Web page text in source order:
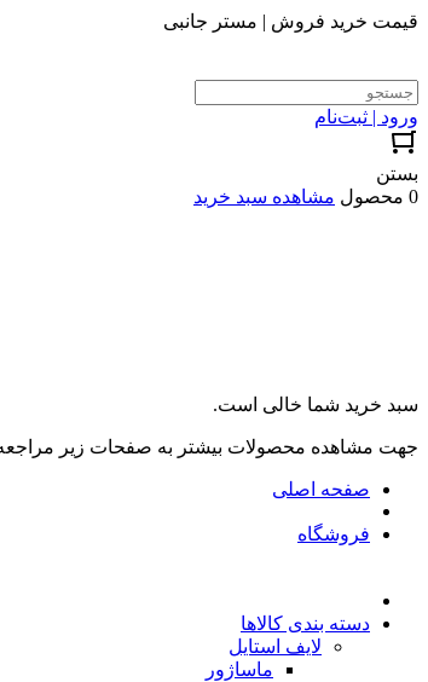
قیمت خرید فروش | مستر جانبی
ورود | ثبت‌نام
بستن
0 محصول
مشاهده سبد خرید
سبد خرید شما خالی است.
جهت مشاهده محصولات بیشتر به صفحات زیر مراجعه
صفحه اصلی
فروشگاه
دسته بندی کالاها
لایف استایل
ماساژور